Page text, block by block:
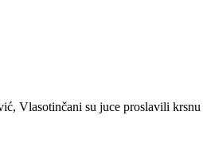
Vlasotinčani su juce proslavili